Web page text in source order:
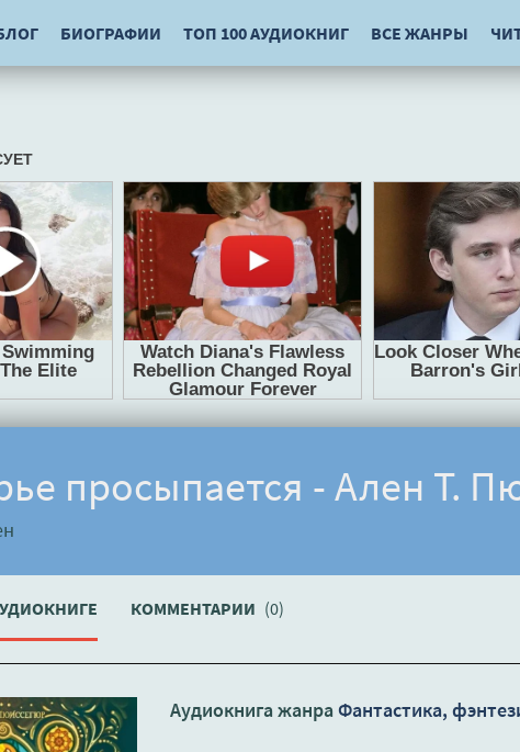
БИОГРАФИИ ТОП 100 АУДИОКНИГ ВСЕ ЖАНРЫ
просыпается - Ален Т.
КОММЕНТАРИИ (0)
Аудиокнига жанра Фантастика,